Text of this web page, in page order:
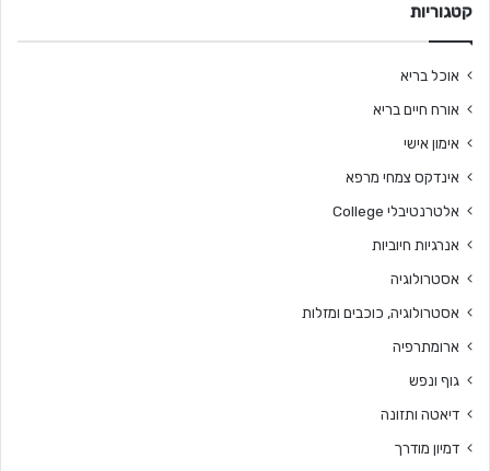
קטגוריות
אוכל בריא
אורח חיים בריא
אימון אישי
אינדקס צמחי מרפא
אלטרנטיבלי College
אנרגיות חיוביות
אסטרולוגיה
אסטרולוגיה, כוכבים ומזלות
ארומתרפיה
גוף ונפש
דיאטה ותזונה
דמיון מודרך